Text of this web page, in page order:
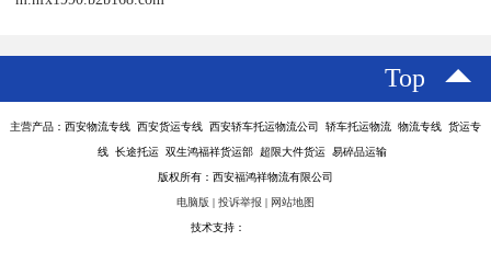
Top
主营产品：西安物流专线 西安货运专线 西安轿车托运物流公司 轿车托运物流 物流专线 货运专
线 长途托运 双生鸿福祥货运部 超限大件货运 易碎品运输
版权所有：西安福鸿祥物流有限公司
电脑版 | 投诉举报 | 网站地图
技术支持：